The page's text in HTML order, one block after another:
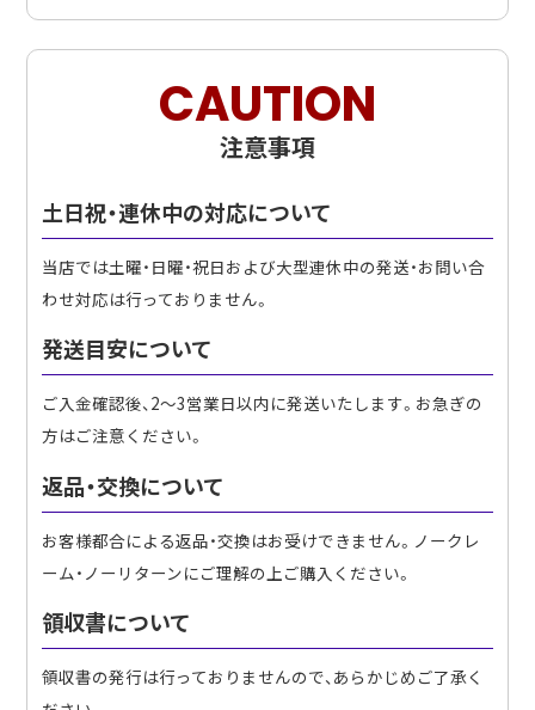
CAUTION
注意事項
土日祝・連休中の対応について
当店では土曜・日曜・祝日および大型連休中の発送・お問い合
わせ対応は行っておりません。
発送目安について
ご入金確認後、2〜3営業日以内に発送いたします。お急ぎの
方はご注意ください。
返品・交換について
お客様都合による返品・交換はお受けできません。ノークレ
ーム・ノーリターンにご理解の上ご購入ください。
領収書について
領収書の発行は行っておりませんので、あらかじめご了承く